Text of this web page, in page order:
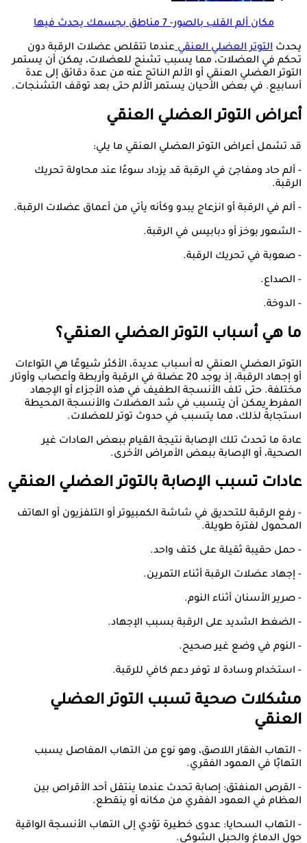
مكان ألم القلب بالصور- 7 مناطق بجسمك يحدث فيها
يحدث التوتر العضلي العنقيعندما تتقلص عضلات الرقبة دون
تحكم في العضلات، مما يسبب تشنج للعضلات، يمكن أن يستمر
التوتر العضلي العنقي أو الألم الناتج عنه من عدة دقائق إلى عدة
أسابيع. في بعض الأحيان يستمر الألم حتى بعد توقف التشنجات.
أعراض التوتر العضلي العنقي
قد تشمل أعراض التوتر العضلي العنقي ما يلي:
- ألم حاد ومفاجئ في الرقبة قد يزداد سوءًا عند محاولة تحريك
الرقبة.
- ألم في الرقبة أو انزعاج يبدو وكأنه يأتي من أعماق عضلات الرقبة.
- الشعور بوخز أو دبابيس في الرقبة.
- صعوبة في تحريك الرقبة.
- الصداع.
- الدوخة.
ما هي أسباب التوتر العضلي العنقي؟
التوتر العضلي العنقي له أسباب عديدة، الأكثر شيوعًا هي التواءات
أو إجهاد الرقبة، إذ يوجد 20 عضلة في الرقبة وأربطة وأعصاب وأوتار
مختلفة. حتى تلف الأنسجة الطفيف في هذه الأجزاء أو الإجهاد
المفرط يمكن أن يتسبب في شد العضلات والأنسجة المحيطة
استجابةً لذلك، مما يتسبب في حدوث توتر للعضلات.
عادة ما تحدث تلك الإصابة نتيجة القيام ببعض العادات غير
الصحية، أو الإصابة ببعض الأمراض الأخرى.
عادات تسبب الإصابة بالتوتر العضلي العنقي
- رفع الرقبة للتحديق في شاشة الكمبيوتر أو التلفزيون أو الهاتف
المحمول لفترة طويلة.
- حمل حقيبة ثقيلة على كتف واحد.
- إجهاد عضلات الرقبة أثناء التمرين.
- صرير الأسنان أثناء النوم.
- الضغط الشديد على الرقبة بسبب الإجهاد.
- النوم في وضع غير صحيح.
- استخدام وسادة لا توفر دعم كافي للرقبة.
مشكلات صحية تسبب التوتر العضلي
العنقي
- التهاب الفقار اللاصق، وهو نوع من التهاب المفاصل يسبب
التهابًا في العمود الفقري.
- القرص المنفتق: إصابة تحدث عندما ينتقل أحد الأقراص بين
العظام في العمود الفقري من مكانه أو ينقطع.
- التهاب السحايا: عدوى خطيرة تؤدي إلى التهاب الأنسجة الواقية
حول الدماغ والحبل الشوكي.